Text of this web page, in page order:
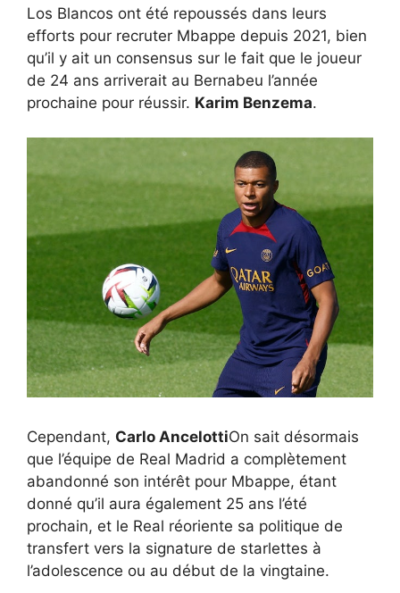
Los Blancos ont été repoussés dans leurs
efforts pour recruter Mbappe depuis 2021, bien
qu’il y ait un consensus sur le fait que le joueur
de 24 ans arriverait au Bernabeu l’année
prochaine pour réussir. Karim Benzema.
Cependant, Carlo AncelottiOn sait désormais
que l’équipe de Real Madrid a complètement
abandonné son intérêt pour Mbappe, étant
donné qu’il aura également 25 ans l’été
prochain, et le Real réoriente sa politique de
transfert vers la signature de starlettes à
l’adolescence ou au début de la vingtaine.